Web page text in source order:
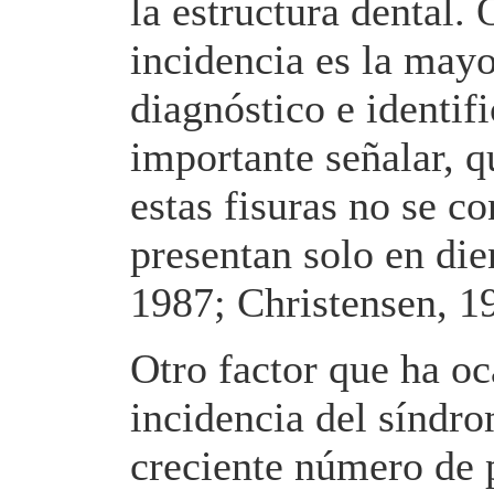
la estructura dental.
incidencia es la
diagnóstico e
importante señalar,
estas fisuras no se
presentan solo en
1987; Christensen,
Otro factor que ha
incidencia del
creciente número de